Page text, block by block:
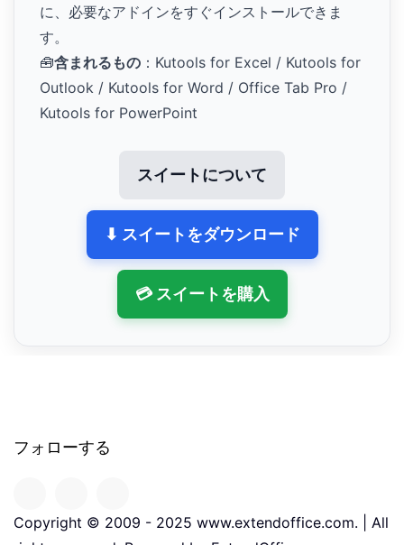
に、必要なアドインをすぐインストールできま
す。
🧰含まれるもの ：Kutools for Excel / Kutools for
Outlook / Kutools for Word / Office Tab Pro /
Kutools for PowerPoint
スイートについて
⬇ スイートをダウンロード
💳 スイートを購入
フォローする
Copyright © 2009 - 2025 www.extendoffice.com. | All